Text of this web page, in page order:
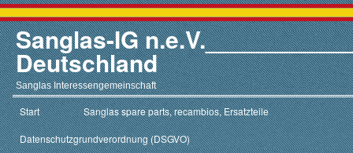
Sanglas-IG
Deutschland
Sanglas Interessengemeinschaft
Start Sanglas spare parts, recambios, Ersatzteile
Datenschutzgrundverordnung (DSGVO)